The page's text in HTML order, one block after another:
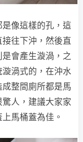
像這樣的孔，這
往下沖，然後直
會產生漩渦，之
渦式的，在沖水
整間廁所都是馬
人，建議大家家
馬桶蓋為佳。